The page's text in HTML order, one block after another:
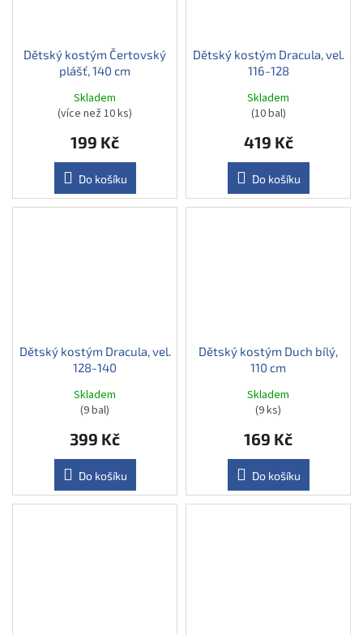
Dětský kostým Čertovský
plášť, 140 cm
Skladem
(více než 10 ks)
199 Kč
Do košíku
Dětský kostým Dracula, vel.
116-128
Skladem
(10 bal)
419 Kč
Do košíku
Dětský kostým Dracula, vel.
128-140
Skladem
(9 bal)
399 Kč
Do košíku
Dětský kostým Duch bílý,
110 cm
Skladem
(9 ks)
169 Kč
Do košíku